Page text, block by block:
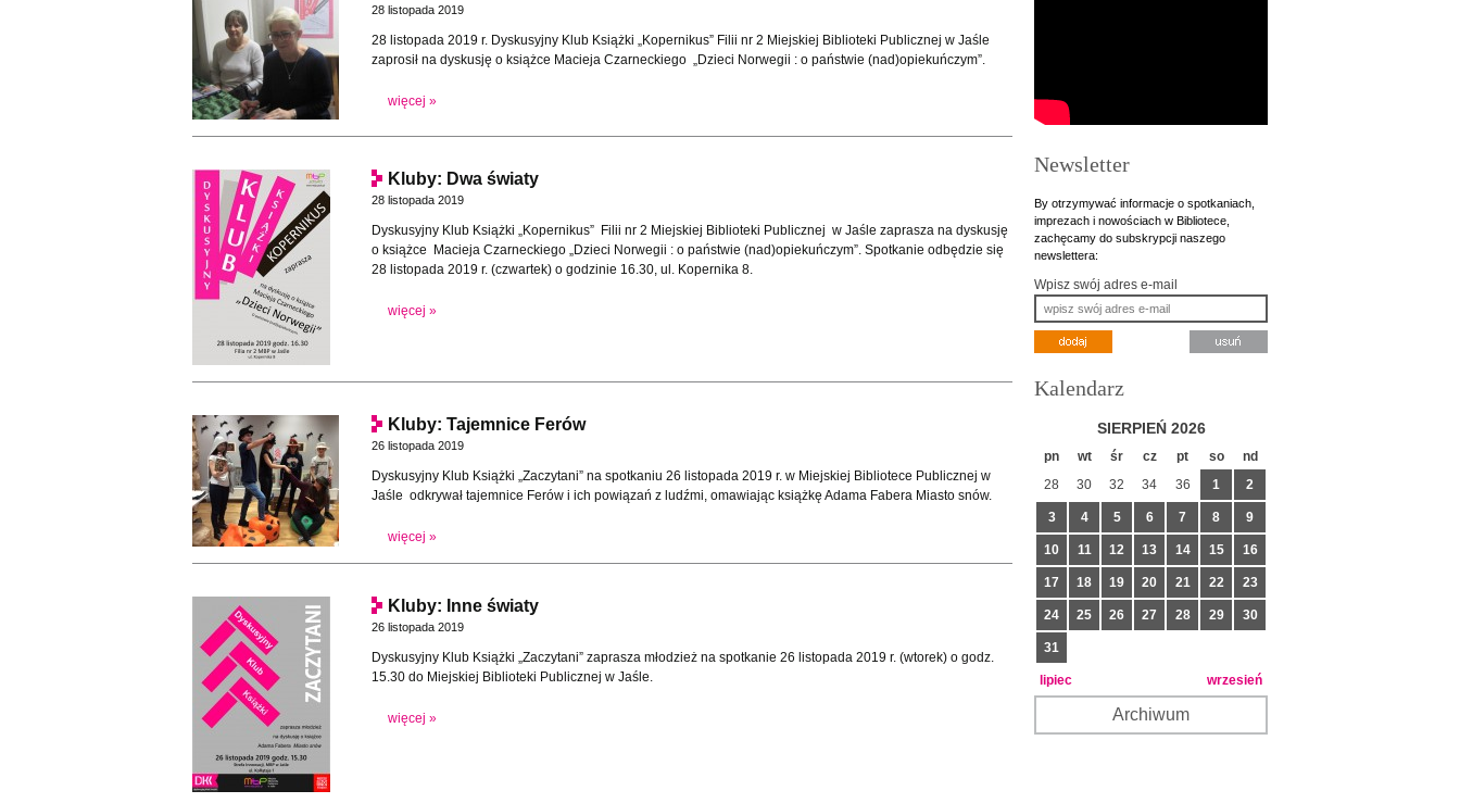
28 listopada 2019
28 listopada 2019 r. Dyskusyjny Klub Książki „Kopernikus” Filii nr 2 Miejskiej Biblioteki Publicznej w Jaśle
zaprosił na dyskusję o książce Macieja Czarneckiego „Dzieci Norwegii : o państwie (nad)opiekuńczym”.
więcej »
Kluby: Dwa światy
28 listopada 2019
Dyskusyjny Klub Książki „Kopernikus” Filii nr 2 Miejskiej Biblioteki Publicznej w Jaśle zaprasza na dyskusję
o książce Macieja Czarneckiego „Dzieci Norwegii : o państwie (nad)opiekuńczym”. Spotkanie odbędzie się
28 listopada 2019 r. (czwartek) o godzinie 16.30, ul. Kopernika 8.
więcej »
Kluby: Tajemnice Ferów
26 listopada 2019
Dyskusyjny Klub Książki „Zaczytani” na spotkaniu 26 listopada 2019 r. w Miejskiej Bibliotece Publicznej w
Jaśle odkrywał tajemnice Ferów i ich powiązań z ludźmi, omawiając książkę Adama Fabera Miasto snów.
więcej »
Kluby: Inne światy
26 listopada 2019
Dyskusyjny Klub Książki „Zaczytani” zaprasza młodzież na spotkanie 26 listopada 2019 r. (wtorek) o godz.
15.30 do Miejskiej Biblioteki Publicznej w Jaśle.
więcej »
Newsletter
By otrzymywać informacje o spotkaniach,
imprezach i nowościach w Bibliotece,
zachęcamy do subskrypcji naszego
newslettera:
Wpisz swój adres e-mail
Kalendarz
SIERPIEŃ 2026
pn wt śr cz pt so
nd
28
30 32 34 36 1 2
3 4 5 6 7 8 9
10 11 12 13 14 15 16
17 18 19 20 21 22 23
24 25 26 27 28 29 30
31
lipiec wrzesień
Archiwum